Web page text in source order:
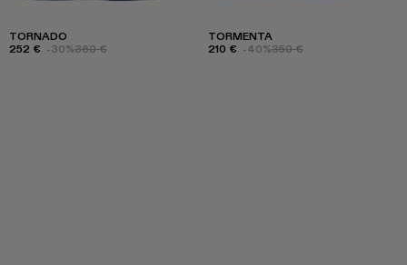
TORNADO
252 € -30%360 €
TORMENTA
210 € -40%350 €